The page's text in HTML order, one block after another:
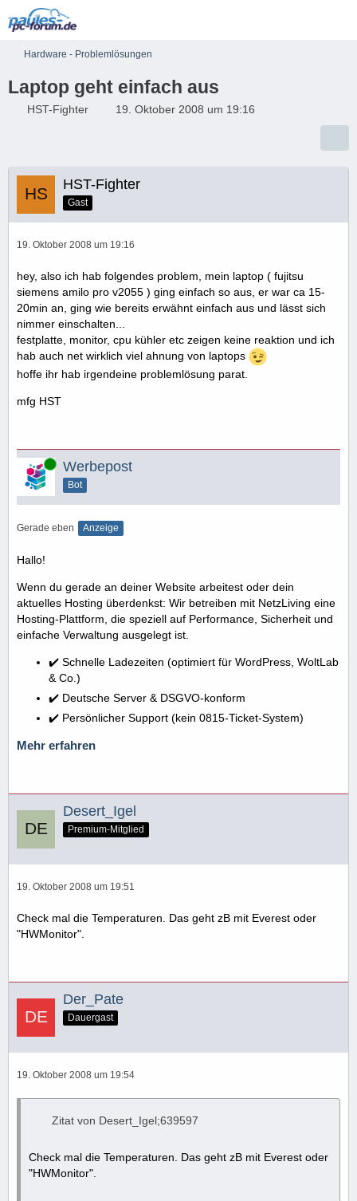
Hardware - Problemlösungen
Laptop geht einfach aus
HST-Fighter 19. Oktober 2008 um 19:16
HST-Fighter
Gast
19. Oktober 2008 um 19:16
hey, also ich hab folgendes problem, mein laptop ( fujitsu
siemens amilo pro v2055 ) ging einfach so aus, er war ca 15-
20min an, ging wie bereits erwähnt einfach aus und lässt sich
nimmer einschalten...
festplatte, monitor, cpu kühler etc zeigen keine reaktion und ich
hab auch net wirklich viel ahnung von laptops
hoffe ihr hab irgendeine problemlösung parat.
mfg HST
Online Werbepost
Bot
Gerade eben Anzeige
Hallo!
Wenn du gerade an deiner Website arbeitest oder dein
aktuelles Hosting überdenkst: Wir betreiben mit NetzLiving eine
Hosting-Plattform, die speziell auf Performance, Sicherheit und
einfache Verwaltung ausgelegt ist.
✔️ Schnelle Ladezeiten (optimiert für WordPress, WoltLab
& Co.)
✔️ Deutsche Server & DSGVO-konform
✔️ Persönlicher Support (kein 0815-Ticket-System)
Mehr erfahren
Desert_Igel
Premium-Mitglied
19. Oktober 2008 um 19:51
Check mal die Temperaturen. Das geht zB mit Everest oder
"HWMonitor".
Der_Pate
Dauergast
19. Oktober 2008 um 19:54
Zitat von Desert_Igel;639597
Check mal die Temperaturen. Das geht zB mit Everest oder
"HWMonitor".